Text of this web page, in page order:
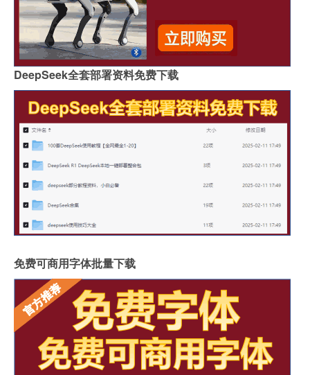
DeepSeek全套部署资料免费下载
免费可商用字体批量下载